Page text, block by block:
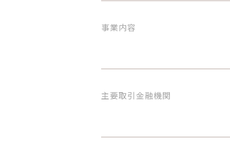
事業内容
主要取引金融機関